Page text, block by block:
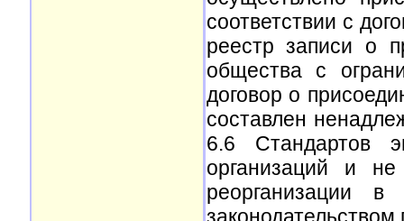
соответствии с
реестр записи о
общества с
договор о
составлен
6.6 Стандартов
организаций и
реорганизации